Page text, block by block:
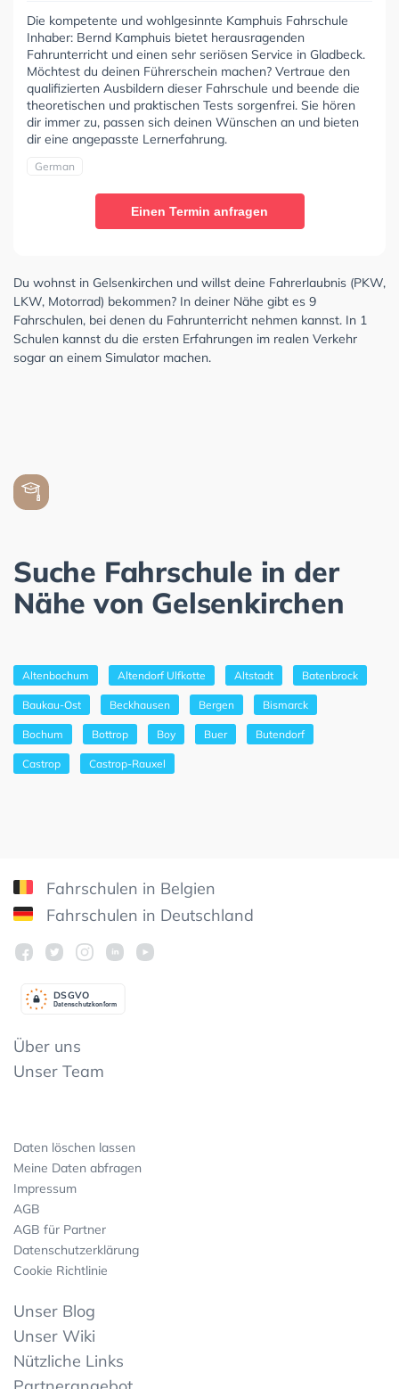
Die kompetente und wohlgesinnte Kamphuis Fahrschule
Inhaber: Bernd Kamphuis bietet herausragenden
Fahrunterricht und einen sehr seriösen Service in Gladbeck.
Möchtest du deinen Führerschein machen? Vertraue den
qualifizierten Ausbildern dieser Fahrschule und beende die
theoretischen und praktischen Tests sorgenfrei. Sie hören
dir immer zu, passen sich deinen Wünschen an und bieten
dir eine angepasste Lernerfahrung.
German
Einen Termin anfragen
Du wohnst in Gelsenkirchen und willst deine Fahrerlaubnis (PKW,
LKW, Motorrad) bekommen? In deiner Nähe gibt es 9
Fahrschulen, bei denen du Fahrunterricht nehmen kannst. In 1
Schulen kannst du die ersten Erfahrungen im realen Verkehr
sogar an einem Simulator machen.
Suche Fahrschule in der
Nähe von Gelsenkirchen
Altenbochum Altendorf Ulfkotte Altstadt Batenbrock
Baukau-Ost Beckhausen Bergen Bismarck
Bochum Bottrop Boy Buer Butendorf
Castrop Castrop-Rauxel
Fahrschulen in Belgien
Fahrschulen in Deutschland
Datenschutzkonform
DSGVO
Über uns
Unser Team
Daten löschen lassen
Meine Daten abfragen
Impressum
AGB
AGB für Partner
Datenschutzerklärung
Cookie Richtlinie
Unser Blog
Unser Wiki
Nützliche Links